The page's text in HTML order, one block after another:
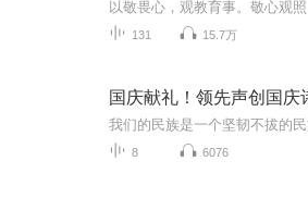
131 15.7万
国庆献礼！领先声创国庆
8 6076